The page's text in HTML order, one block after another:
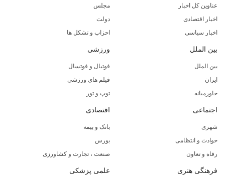
عناوین کل اخبار
اخبار اقتصادی
اخبار سیاسی
مجلس
دولت
احزاب و تشکل ها
بین الملل
بین الملل
ایران
خاورمیانه
ورزشی
فوتبال و فوتسال
فیلم های ورزشی
توپ و تور
اجتماعی
شهری
حوادث و انتظامی
رفاه و تعاون
اقتصادی
بانک و بیمه
بورس
صنعت ، تجارت و کشاورزی
فرهنگی هنری علمی پزشکی